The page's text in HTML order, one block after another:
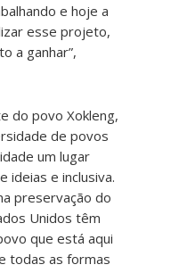
e hoje a
esse projeto,
a ganhar”,
do povo Xokleng,
de povos
um lugar
ideias e inclusiva.
preservação do
Unidos têm
que está aqui
todas as formas